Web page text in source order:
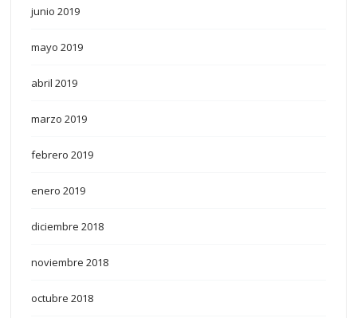
junio 2019
mayo 2019
abril 2019
marzo 2019
febrero 2019
enero 2019
diciembre 2018
noviembre 2018
octubre 2018